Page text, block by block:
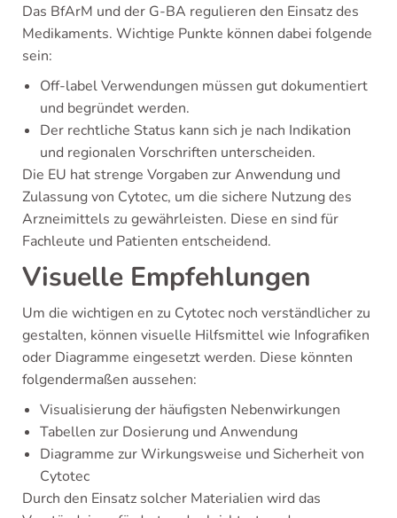
Das BfArM und der G-BA regulieren den Einsatz des
Medikaments. Wichtige Punkte können dabei folgende
sein:
Off-label Verwendungen müssen gut dokumentiert
und begründet werden.
Der rechtliche Status kann sich je nach Indikation
und regionalen Vorschriften unterscheiden.
Die EU hat strenge Vorgaben zur Anwendung und
Zulassung von Cytotec, um die sichere Nutzung des
Arzneimittels zu gewährleisten. Diese en sind für
Fachleute und Patienten entscheidend.
Visuelle Empfehlungen
Um die wichtigen en zu Cytotec noch verständlicher zu
gestalten, können visuelle Hilfsmittel wie Infografiken
oder Diagramme eingesetzt werden. Diese könnten
folgendermaßen aussehen:
Visualisierung der häufigsten Nebenwirkungen
Tabellen zur Dosierung und Anwendung
Diagramme zur Wirkungsweise und Sicherheit von
Cytotec
Durch den Einsatz solcher Materialien wird das